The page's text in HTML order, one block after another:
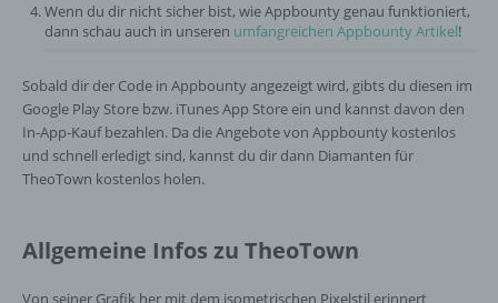
Wenn du dir nicht sicher bist, wie Appbounty genau funktioniert,
dann schau auch in unseren umfangreichen Appbounty Artikel!
Sobald dir der Code in Appbounty angezeigt wird, gibts du diesen im
Google Play Store bzw. iTunes App Store ein und kannst davon den
In-App-Kauf bezahlen. Da die Angebote von Appbounty kostenlos
und schnell erledigt sind, kannst du dir dann Diamanten für
TheoTown kostenlos holen.
Allgemeine Infos zu TheoTown
Von seiner Grafik her mit dem isometrischen Pixelstil erinnert
i) Empfänger
Empfänger ist eine natürliche oder juristische
Person, Behörde, Einrichtung oder andere
Stelle, der personenbezogene Daten
offengelegt werden, unabhängig davon, ob
es sich bei ihr um einen Dritten handelt oder
dem Unionsrecht oder dem Recht der
Mitgliedstaaten möglicherweise